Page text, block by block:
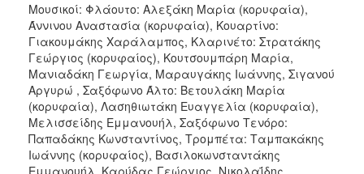
Μουσικοί: Φλάουτο: Αλεξάκη Μαρία (κορυφαία),
Άννινου Αναστασία (κορυφαία), Κουαρτίνο:
Γιακουμάκης Χαράλαμπος, Κλαρινέτο: Στρατάκης
Γεώργιος (κορυφαίος), Κουτσουμπάρη Μαρία,
Μανιαδάκη Γεωργία, Μαραυγάκης Ιωάννης, Σιγανού
Αργυρώ , Σαξόφωνο Άλτο: Βετουλάκη Μαρία
(κορυφαία), Λασηθιωτάκη Ευαγγελία (κορυφαία),
Μελισσείδης Εμμανουήλ, Σαξόφωνο Τενόρο:
Παπαδάκης Κωνσταντίνος, Τρομπέτα: Ταμπακάκης
Ιωάννης (κορυφαίος), Βασιλοκωνσταντάκης